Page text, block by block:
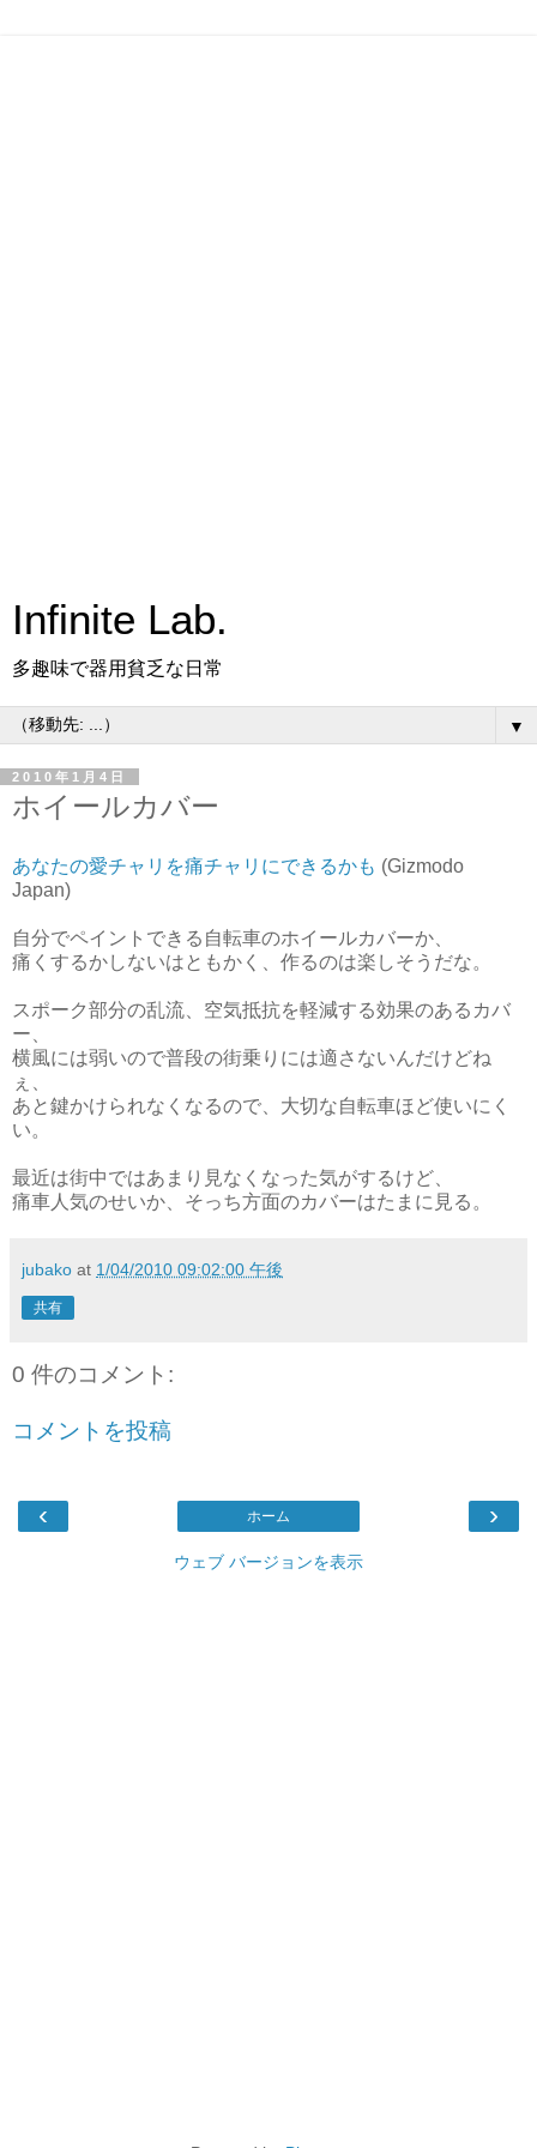
Infinite Lab.
多趣味で器用貧乏な日常
▼
2010年1月4日
ホイールカバー
あなたの愛チャリを痛チャリにできるかも (Gizmodo
Japan)
自分でペイントできる自転車のホイールカバーか、
痛くするかしないはともかく、作るのは楽しそうだな。
スポーク部分の乱流、空気抵抗を軽減する効果のあるカバ
ー、
横風には弱いので普段の街乗りには適さないんだけどね
ぇ、
あと鍵かけられなくなるので、大切な自転車ほど使いにく
い。
最近は街中ではあまり見なくなった気がするけど、
痛車人気のせいか、そっち方面のカバーはたまに見る。
jubako at 1/04/2010 09:02:00 午後
共有
0 件のコメント:
コメントを投稿
‹ ›
ホーム
ウェブ バージョンを表示